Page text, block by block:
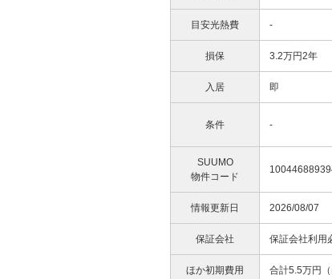
目安光熱費 -
損保 3.2万円2年
入居 即
条件 -
SUUMO
物件コード
情報更新日 2026/08/07
保証会社 保証会社利
ほか初期費用 合計5.5万円